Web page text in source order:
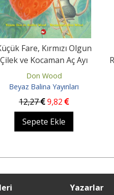
Fare, Kırmızı Olgun
Çilek ve Kocaman Aç Ayı
Don Wood
Beyaz Balina Yayınları
12,27 9,82
Sepete Ekle
Yazarlar